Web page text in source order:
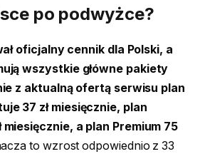
po podwyżce?
oficjalny cennik dla Polski, a
wszystkie główne pakiety
z aktualną ofertą serwisu plan
37 zł miesięcznie, plan
a plan Premium 75
to wzrost odpowiednio z 33